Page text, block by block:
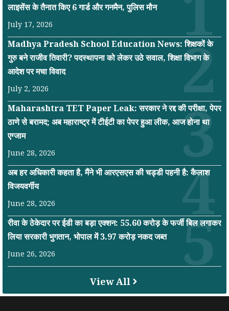
लाइसेंस के तैनात किए 6 गार्ड और गनमैन, पुलिस मौन
July 17, 2026
Madhya Pradesh School Education News: शिक्षकों के
गुरु बने राजीव तिवारी? पदस्थापना को लेकर उठे सवाल, शिक्षा विभाग के
आदेश पर मचा विवाद
July 2, 2026
Maharashtra TET Paper Leak: सरकार ने रद्द की परीक्षा, पेपर
ठाणे से बरामद; अब महाराष्ट्र में टीईटी का पेपर हुआ लीक, आज होना था
एग्जाम
June 28, 2026
अब हर अधिकारी कहता है, मैंने भी आरएसएस की चड्डी पहनी है: कैलाश
विजयवर्गीय
June 28, 2026
रीवा के ठेकेदार पर ईडी का बड़ा एक्शन: 55.60 करोड़ के फर्जी बिल लगाकर
लिया सरकारी भुगतान, भोपाल में 3.97 करोड़ नकद जब्त
June 26, 2026
View All